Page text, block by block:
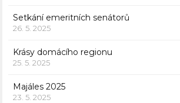
Setkání emeritních senátorů
26. 5. 2025
Krásy domácího regionu
25. 5. 2025
Majáles 2025
23. 5. 2025